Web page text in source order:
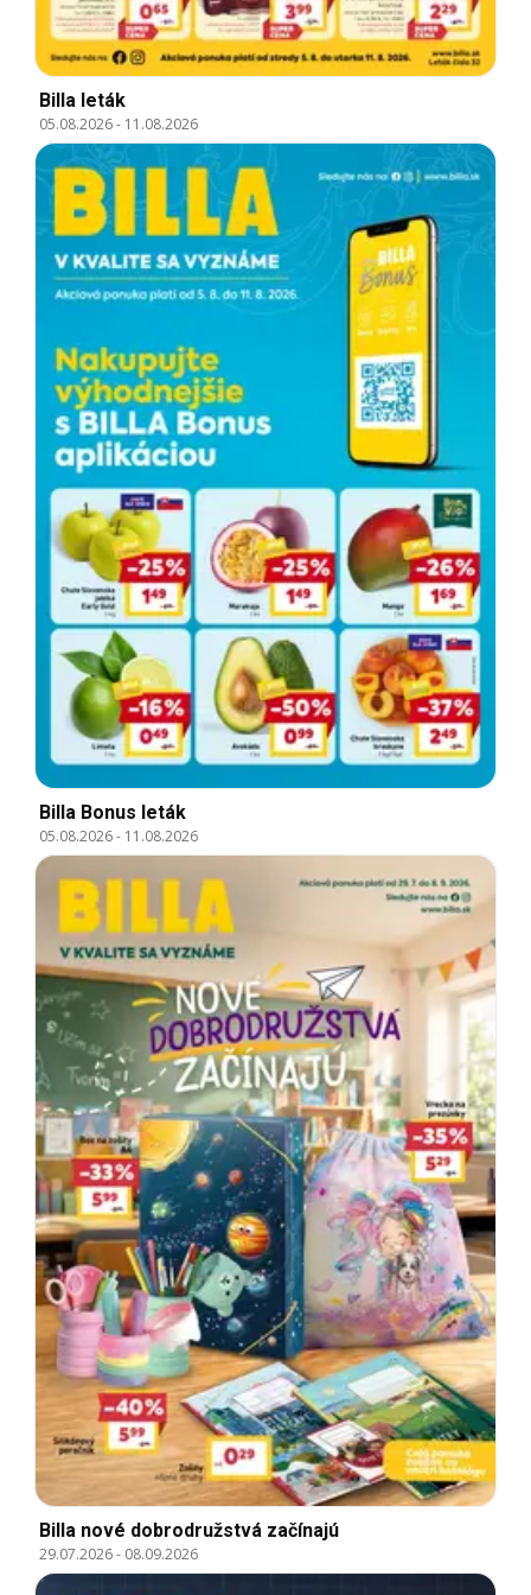
Billa leták
05.08.2026- 11.08.2026
Billa Bonus leták
05.08.2026- 11.08.2026
Billa nové dobrodružstvá začínajú
29.07.2026- 08.09.2026